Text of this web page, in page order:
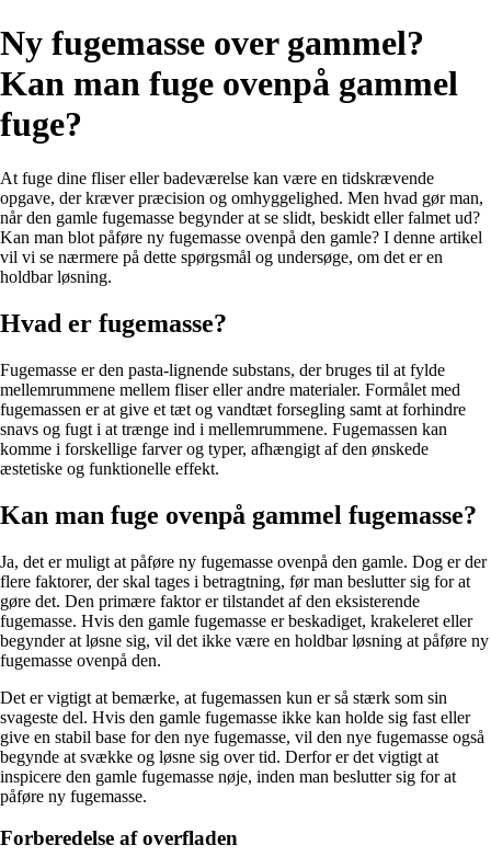
Ny fugemasse over gammel?
Kan man fuge ovenpå gammel
fuge?
At fuge dine fliser eller badeværelse kan være en tidskrævende
opgave, der kræver præcision og omhyggelighed. Men hvad gør man,
når den gamle fugemasse begynder at se slidt, beskidt eller falmet ud?
Kan man blot påføre ny fugemasse ovenpå den gamle? I denne artikel
vil vi se nærmere på dette spørgsmål og undersøge, om det er en
holdbar løsning.
Hvad er fugemasse?
Fugemasse er den pasta-lignende substans, der bruges til at fylde
mellemrummene mellem fliser eller andre materialer. Formålet med
fugemassen er at give et tæt og vandtæt forsegling samt at forhindre
snavs og fugt i at trænge ind i mellemrummene. Fugemassen kan
komme i forskellige farver og typer, afhængigt af den ønskede
æstetiske og funktionelle effekt.
Kan man fuge ovenpå gammel fugemasse?
Ja, det er muligt at påføre ny fugemasse ovenpå den gamle. Dog er der
flere faktorer, der skal tages i betragtning, før man beslutter sig for at
gøre det. Den primære faktor er tilstandet af den eksisterende
fugemasse. Hvis den gamle fugemasse er beskadiget, krakeleret eller
begynder at løsne sig, vil det ikke være en holdbar løsning at påføre ny
fugemasse ovenpå den.
Det er vigtigt at bemærke, at fugemassen kun er så stærk som sin
svageste del. Hvis den gamle fugemasse ikke kan holde sig fast eller
give en stabil base for den nye fugemasse, vil den nye fugemasse også
begynde at svække og løsne sig over tid. Derfor er det vigtigt at
inspicere den gamle fugemasse nøje, inden man beslutter sig for at
påføre ny fugemasse.
Forberedelse af overfladen